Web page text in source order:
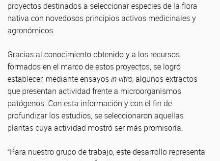
proyectos destinados a seleccionar especies de la flora
nativa con novedosos principios activos medicinales y
agronómicos.
Gracias al conocimiento obtenido y a los recursos
formados en el marco de estos proyectos, se logró
establecer, mediante ensayosin vitro, algunos extractos
que presentan actividad frente a microorganismos
patógenos. Con esta información y con el fin de
profundizar los estudios, se seleccionaron aquellas
plantas cuya actividad mostró ser más promisoria.
“Para nuestro grupo de trabajo, este desarrollo representa